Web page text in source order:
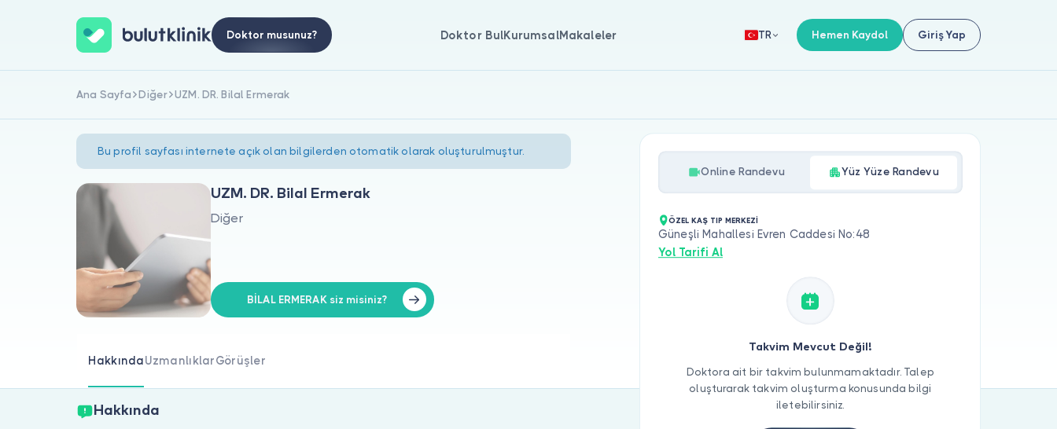
Doktor musunuz? Doktor BulKurumsalMakaleler TR Hemen Kaydol Giriş Yap
Ana Sayfa Diğer UZM. DR. Bilal Ermerak
Bu profil sayfası internete açık olan bilgilerden otomatik olarak oluşturulmuştur.
UZM. DR. Bilal Ermerak
Diğer
BİLAL ERMERAK siz misiniz?
HakkındaUzmanlıklarGörüşler
Hakkında
Online Randevu Yüz Yüze Randevu
ÖZEL KAŞ TIP MERKEZİ
Güneşli Mahallesi Evren Caddesi No:48
Yol Tarifi Al
Takvim Mevcut Değil!
Doktora ait bir takvim bulunmamaktadır. Talep
oluşturarak takvim oluşturma konusunda bilgi
iletebilirsiniz.